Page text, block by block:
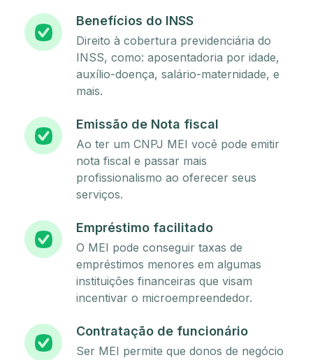
Benefícios do INSS
Direito à cobertura previdenciária do
INSS, como: aposentadoria por idade,
auxílio-doença, salário-maternidade, e
mais.
Emissão de Nota fiscal
Ao ter um CNPJ MEI você pode emitir
nota fiscal e passar mais
profissionalismo ao oferecer seus
serviços.
Empréstimo facilitado
O MEI pode conseguir taxas de
empréstimos menores em algumas
instituições financeiras que visam
incentivar o microempreendedor.
Contratação de funcionário
Ser MEI permite que donos de negócio